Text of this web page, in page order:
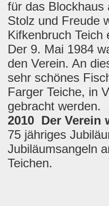
für das Blockhaus
Stolz und Freude
Kifkenbruch Teich
Der 9. Mai 1984
den Verein. An
sehr schönes
Farger Teiche, in
gebracht werden.
2010 Der Verein
75 jähriges
Jubiläumsangeln
Teichen.